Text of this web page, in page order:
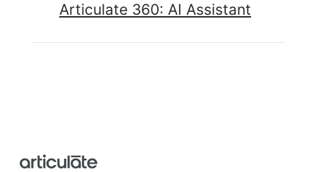
Articulate 360: AI Assistant